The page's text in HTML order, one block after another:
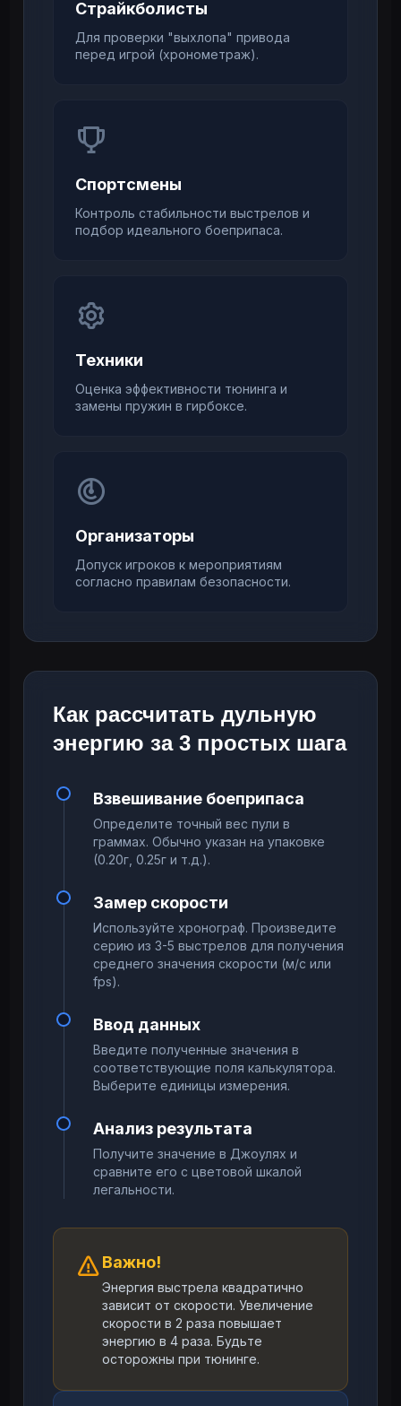
Страйкболисты
Для проверки "выхлопа" привода
перед игрой (хронометраж).
Спортсмены
Контроль стабильности выстрелов и
подбор идеального боеприпаса.
Техники
Оценка эффективности тюнинга и
замены пружин в гирбоксе.
Организаторы
Допуск игроков к мероприятиям
согласно правилам безопасности.
Как рассчитать дульную
энергию за 3 простых шага
Взвешивание боеприпаса
Определите точный вес пули в
граммах. Обычно указан на упаковке
(0.20г, 0.25г и т.д.).
Замер скорости
Используйте хронограф. Произведите
серию из 3-5 выстрелов для получения
среднего значения скорости (м/с или
fps).
Ввод данных
Введите полученные значения в
соответствующие поля калькулятора.
Выберите единицы измерения.
Анализ результата
Получите значение в Джоулях и
сравните его с цветовой шкалой
легальности.
Важно!
Энергия выстрела квадратично
зависит от скорости. Увеличение
скорости в 2 раза повышает
энергию в 4 раза. Будьте
осторожны при тюнинге.